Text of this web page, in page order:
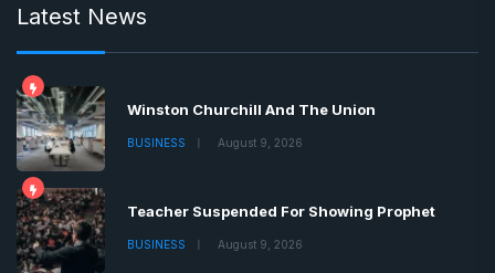
Latest News
Winston Churchill And The Union
BUSINESS August 9, 2026
Teacher Suspended For Showing Prophet
BUSINESS August 9, 2026